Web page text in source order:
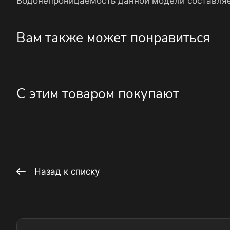
Вам также может понравиться
С этим товаром покупают
Назад к списку